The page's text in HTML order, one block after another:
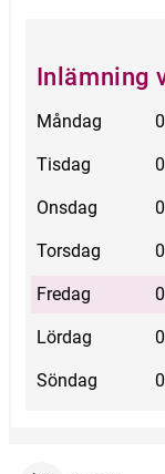
Inlämning
Måndag
Tisdag
Onsdag
Torsdag
Fredag
Lördag
Söndag